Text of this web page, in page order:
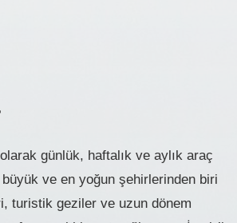
günlük, haftalık ve aylık araç
ve en yoğun şehirlerinden biri
turistik geziler ve uzun dönem